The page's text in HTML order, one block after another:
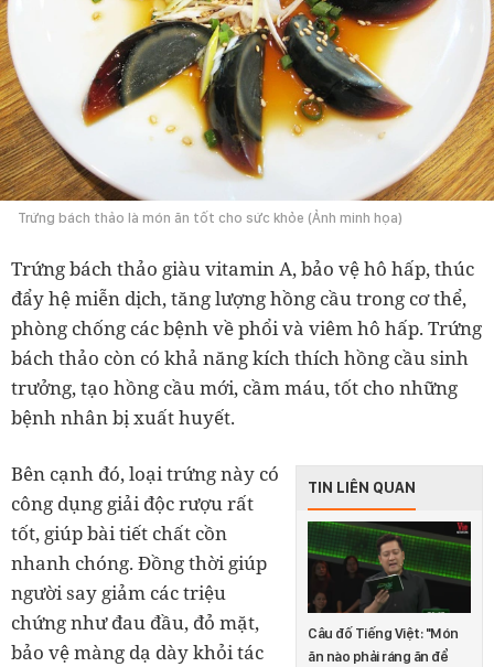
Trứng bách thảo là món ăn tốt cho sức khỏe (Ảnh minh họa)
Trứng bách thảo giàu vitamin A, bảo vệ hô hấp, thúc
đẩy hệ miễn dịch, tăng lượng hồng cầu trong cơ thể,
phòng chống các bệnh về phổi và viêm hô hấp. Trứng
bách thảo còn có khả năng kích thích hồng cầu sinh
trưởng, tạo hồng cầu mới, cầm máu, tốt cho những
bệnh nhân bị xuất huyết.
TIN LIÊN QUAN
Câu đố Tiếng Việt: "Món
ăn nào phải ráng ăn để
Bên cạnh đó, loại trứng này có
công dụng giải độc rượu rất
tốt, giúp bài tiết chất cồn
nhanh chóng. Đồng thời giúp
người say giảm các triệu
chứng như đau đầu, đỏ mặt,
bảo vệ màng dạ dày khỏi tác